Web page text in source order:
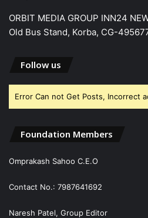
ORBIT MEDIA GROUP INN24
Old Bus Stand, Korba, CG-
Follow us
Error Can not Get Posts, Incorrect
Foundation Members
Omprakash Sahoo C.E.O
Contact No.: 7987641692
Naresh Patel, Group Editor